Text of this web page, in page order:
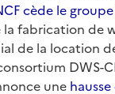
cède le
la fabrication de
de la location
DWS-
une